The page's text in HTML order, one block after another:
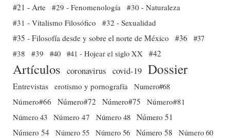
#21 - Arte #29 - Fenomenología
#30 - Naturaleza
#31 - Vitalismo Filosófico
#32 - Sexualidad
#35 - Filosofía desde y sobre el norte de México #36 #37
#38
#39 #40 #41 - Hojear el siglo XX #42
Artículos coronavirus covid-19 Dossier
Entrevistas erotismo y pornografía
Numero#68
Número#66
Número#72 Número#75
Número#81
Número 43 Número 47 Número 48 Número 51
Número 54 Número 55 Número 56 Número 58
Número 60